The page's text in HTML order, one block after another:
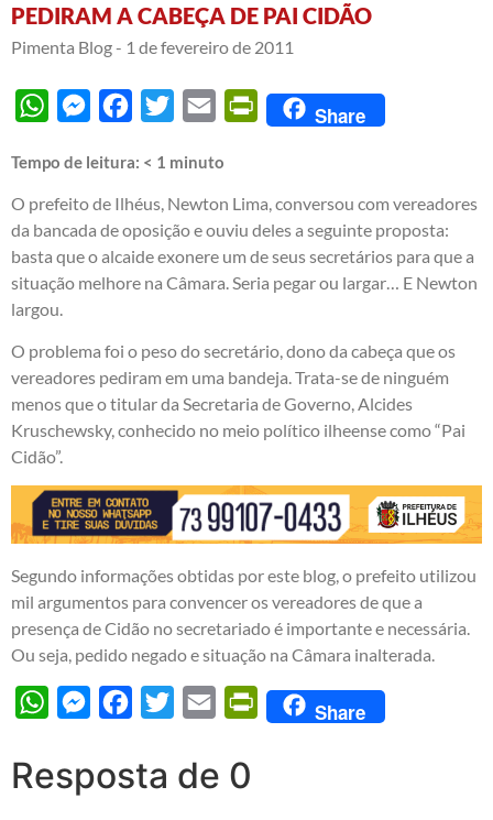
PEDIRAM A CABEÇA DE PAI CIDÃO
Pimenta Blog - 1 de fevereiro de 2011
WhatsAppMessengerFacebook
Twitter Email PrintFriendly
Share
Tempo de leitura: < 1 minuto
O prefeito de Ilhéus, Newton Lima, conversou com vereadores
da bancada de oposição e ouviu deles a seguinte proposta:
basta que o alcaide exonere um de seus secretários para que a
situação melhore na Câmara. Seria pegar ou largar… E Newton
largou.
O problema foi o peso do secretário, dono da cabeça que os
vereadores pediram em uma bandeja. Trata-se de ninguém
menos que o titular da Secretaria de Governo, Alcides
Kruschewsky, conhecido no meio político ilheense como “Pai
Cidão”.
Segundo informações obtidas por este blog, o prefeito utilizou
mil argumentos para convencer os vereadores de que a
presença de Cidão no secretariado é importante e necessária.
Ou seja, pedido negado e situação na Câmara inalterada.
WhatsAppMessengerFacebook
Twitter Email PrintFriendly
Share
Resposta de 0